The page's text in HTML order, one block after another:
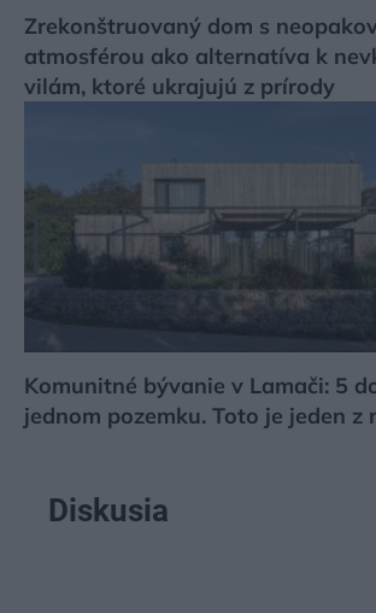
Zrekonštruovaný dom s
atmosférou ako alternatíva k
vilám, ktoré ukrajujú z prírody
Komunitné bývanie v Lamači: 5
jednom pozemku. Toto je jeden z
Diskusia